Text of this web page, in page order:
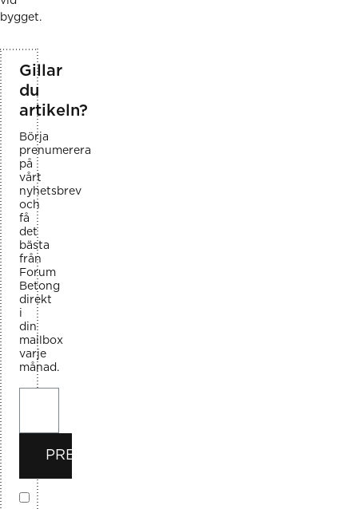
bygget.
Gillar
du
artikeln?
Börja
prenumerera
på
vårt
nyhetsbrev
och
få
det
bästa
från
Forum
Betong
direkt
i
din
mailbox
varje
månad.
PRENUMERERA